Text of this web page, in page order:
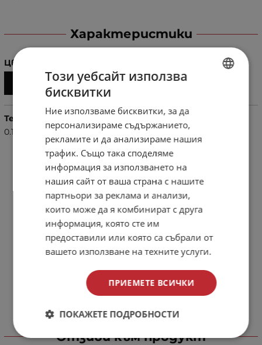
Характеристики
Цвят
Тегло (кг.)
0.10
Отзиви към продукт
Този уебсайт използва
бисквитки
Ние използваме бисквитки, за да
персонализираме съдържанието,
рекламите и да анализираме нашия
трафик. Също така споделяме
информация за използването на
нашия сайт от ваша страна с нашите
партньори за реклама и анализи,
които може да я комбинират с друга
информация, която сте им
предоставили или която са събрали от
вашето използване на техните услуги.
ПРИЕМЕТЕ ВСИЧКИ
ПОКАЖЕТЕ ПОДРОБНОСТИ